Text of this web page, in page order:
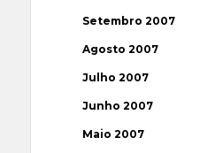
Setembro 2007
Agosto 2007
Julho 2007
Junho 2007
Maio 2007